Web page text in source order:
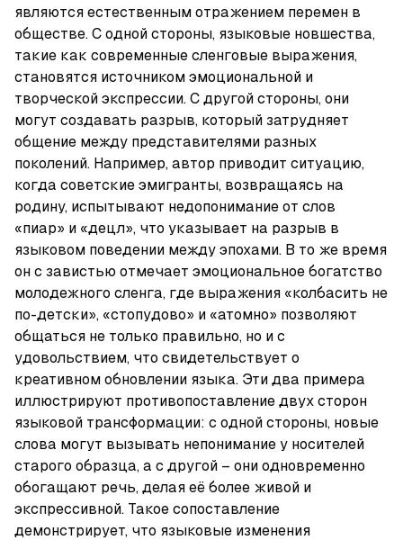
являются естественным отражением перемен в
обществе. С одной стороны, языковые новшества,
такие как современные сленговые выражения,
становятся источником эмоциональной и
творческой экспрессии. С другой стороны, они
могут создавать разрыв, который затрудняет
общение между представителями разных
поколений. Например, автор приводит ситуацию,
когда советские эмигранты, возвращаясь на
родину, испытывают недопонимание от слов
«пиар» и «децл», что указывает на разрыв в
языковом поведении между эпохами. В то же время
он с завистью отмечает эмоциональное богатство
молодежного сленга, где выражения «колбасить не
по-детски», «стопудово» и «атомно» позволяют
общаться не только правильно, но и с
удовольствием, что свидетельствует о
креативном обновлении языка. Эти два примера
иллюстрируют противопоставление двух сторон
языковой трансформации: с одной стороны, новые
слова могут вызывать непонимание у носителей
старого образца, а с другой – они одновременно
обогащают речь, делая её более живой и
экспрессивной. Такое сопоставление
демонстрирует, что языковые изменения